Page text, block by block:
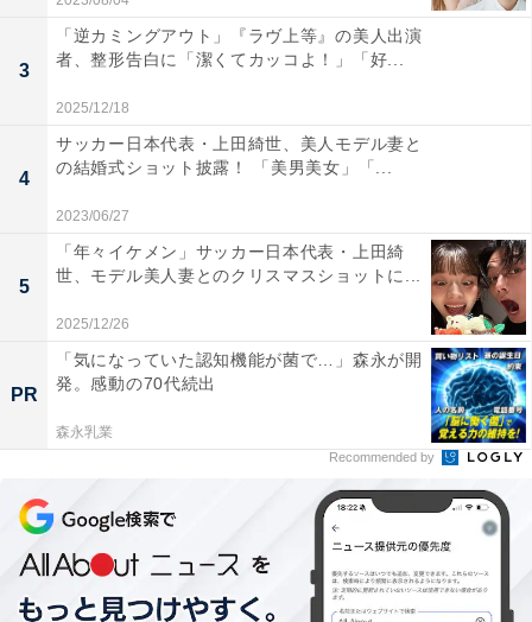
3
「逆カミングアウト」『ラヴ上等』の美人出演
者、整形告白に「潔くてカッコよ！」「好...
2025/12/18
4
サッカー日本代表・上田綺世、美人モデル妻と
の結婚式ショット披露！ 「美男美女」「...
2023/06/27
5
「年々イケメン」サッカー日本代表・上田綺
世、モデル美人妻とのクリスマスショットに...
2025/12/26
PR
「気になっていた認知機能が菌で…」森永が開
発。感動の70代続出
森永乳業
Recommended by